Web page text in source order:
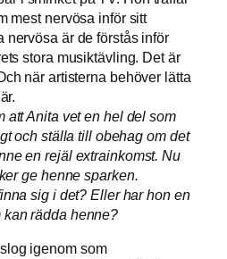
mest nervösa inför sitt
nervösa är de förstås inför
stora musiktävling. Det är
när artisterna behöver lätta
att Anita vet en hel del som
och ställa till obehag om det
en rejäl extrainkomst. Nu
ge henne sparken.
sig i det? Eller har hon en
rädda henne?
slog igenom som